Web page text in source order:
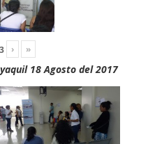
3 › »
18 Agosto del 2017